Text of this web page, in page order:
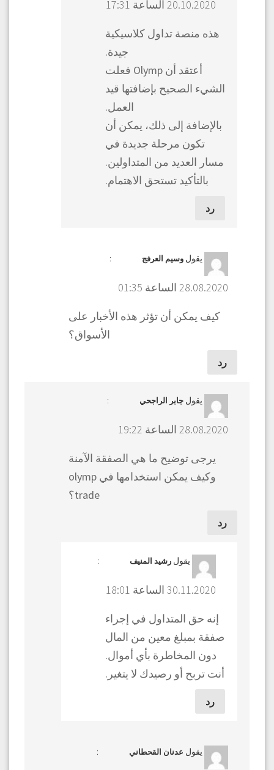
20.10.2020 الساعة 17:31
هذه منصة تداول كلاسيكية
جيدة.
أعتقد أن Olymp فعلت
الشيء الصحيح بإضافتها قيد
العمل.
بالإضافة إلى ذلك، يمكن أن
تكون مرحلة جديدة في
مسار العديد من المتداولين.
بالتأكيد تستحق الاهتمام.
رد
يقول وسيم العرفج :
28.08.2020 الساعة 01:35
كيف يمكن أن تؤثر هذه الأخبار على
الأسواق؟
رد
يقول جابر الراجحي :
28.08.2020 الساعة 19:22
يرجى توضيح ما هي الصفقة الآمنة
وكيف يمكن استخدامها في olymp
trade؟
رد
يقول رشيد المنيف :
30.11.2020 الساعة 18:01
إنه حق المتداول في إجراء
صفقة بمبلغ معين من المال
دون المخاطرة بأي أموال.
أنت تربح أو رصيدك لا يتغير.
رد
يقول عدنان القحطاني :